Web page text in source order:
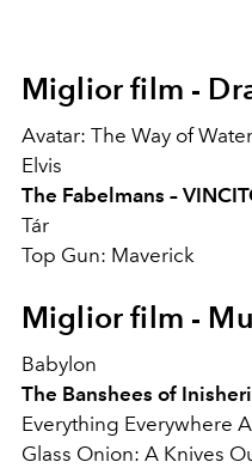
Miglior film -
Avatar: The Way of Water
Elvis
The Fabelmans –
Tár
Top Gun: Maverick
Miglior film -
Babylon
The Banshees of
Everything Everywhere
Glass Onion: A Knives